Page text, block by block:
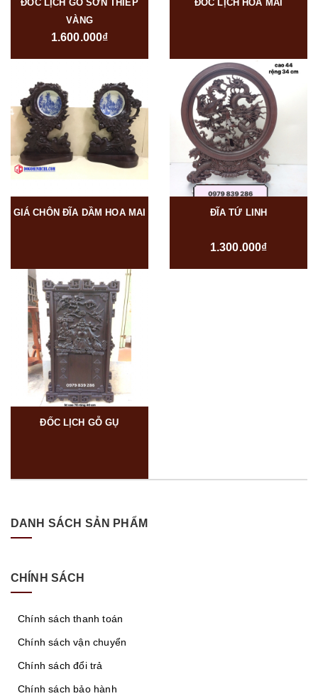
ĐỐC LỊCH GỖ SƠN THIẾP
VÀNG
1.600.000₫
ĐỐC LỊCH HOA MAI
GIÁ CHÔN ĐĨA DẦM HOA MAI ĐĨA TỨ LINH
1.300.000₫
ĐỐC LỊCH GỖ GỤ
DANH SÁCH SẢN PHẨM
CHÍNH SÁCH
Chính sách thanh toán
Chính sách vận chuyển
Chính sách đổi trả
Chính sách bảo hành